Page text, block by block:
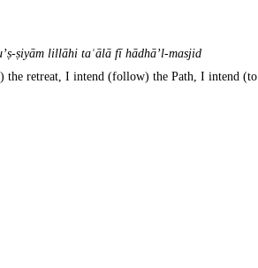
ṣiyām lillāhi taʿālā fī hādhā’l-masjid.
retreat, I intend (follow) the Path, I intend (to